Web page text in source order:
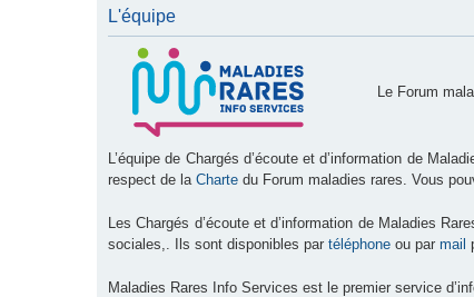
L'équipe
Le Forum
L’équipe de Chargés d’écoute et d’information de
respect de la Charte du Forum maladies rares. Vous
Les Chargés d’écoute et d’information de Maladies
sociales,. Ils sont disponibles par téléphone ou par mail
Maladies Rares Info Services est le premier service